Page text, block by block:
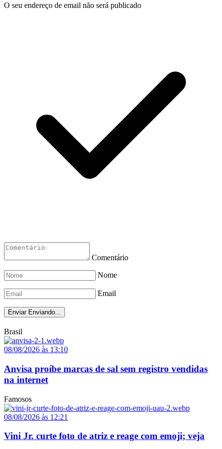
O seu endereço de email não será publicado
Comentário
Nome
Email
Enviar Enviando...
Brasil
08/08/2026 às 13:10
Anvisa proíbe marcas de sal sem registro vendidas
na internet
Famosos
08/08/2026 às 12:21
Vini Jr. curte foto de atriz e reage com emoji; veja